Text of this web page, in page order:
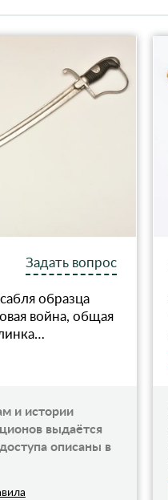
Задать вопрос
образца
война, общая
и истории
выдаётся
описаны в